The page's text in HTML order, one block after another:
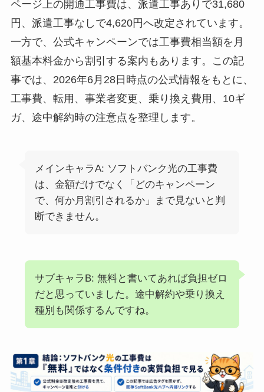
ページ上の開通工事費は、派遣工事ありで31,680
円、派遣工事なしで4,620円へ改定されています。
一方で、公式キャンペーンでは工事費相当額を月
額基本料金から割引する案内もあります。この記
事では、2026年6月28日時点の公式情報をもとに、
工事費、転用、事業者変更、乗り換え費用、10ギ
ガ、途中解約時の注意点を整理します。
メインキャラA: ソフトバンク光の工事費
は、金額だけでなく「どのキャンペーン
で、何か月割引されるか」まで見ないと判
断できません。
サブキャラB: 無料と書いてあれば負担ゼロ
だと思っていました。途中解約や乗り換え
種別も関係するんですね。